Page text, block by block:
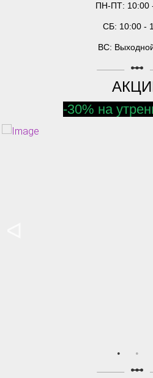
ПН-ПТ: 10:00
СБ: 10:00 -
ВС:
linear_scale
-30% на
linear_scale